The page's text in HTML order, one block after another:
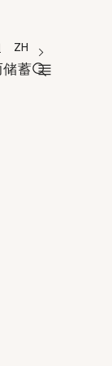
'Choisir une
La langue
ZH
储蓄